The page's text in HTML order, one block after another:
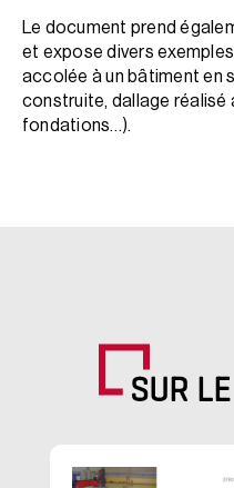
Le document prend
et expose divers
accolée à un bâtiment en
construite, dallage réalisé
fondations…).
SUR